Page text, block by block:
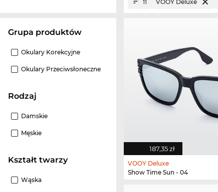
grupa produktów
Okulary Korekcyjne
Okulary Przeciwsłoneczne
Rodzaj
Damskie
Męskie
Kształt twarzy
Wąska
11 VOOY Deluxe
187,35 zł
VOOY Deluxe
Show Time Sun - 04